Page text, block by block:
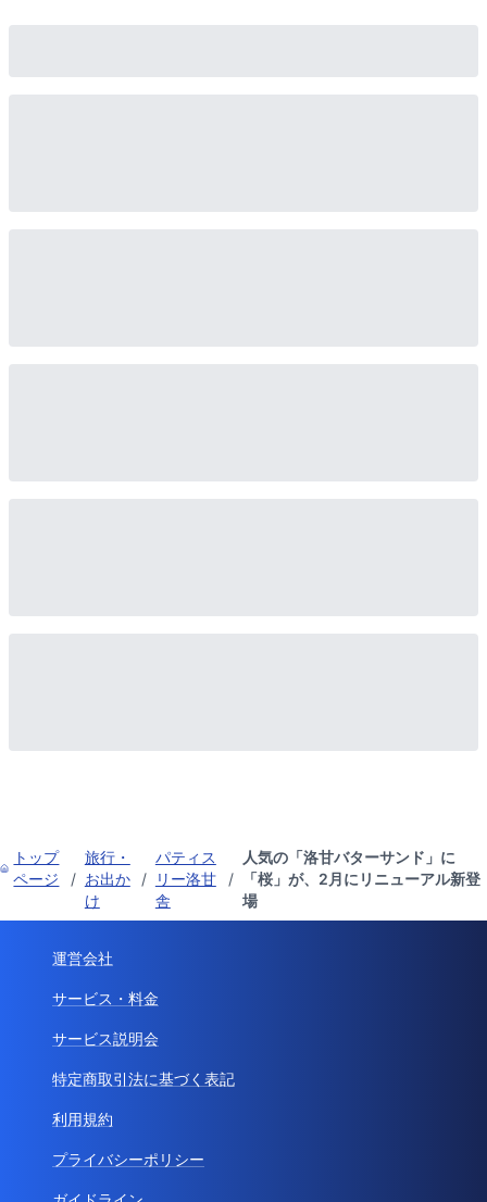
トップ
ページ
/
旅行・
お出か
け
/
パティス
リー洛甘
舎
/
人気の「洛甘バターサンド」に
「桜」が、2月にリニューアル新登
場
運営会社
サービス・料金
サービス説明会
特定商取引法に基づく表記
利用規約
プライバシーポリシー